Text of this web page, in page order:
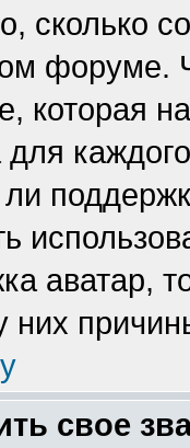
сколько
форуме.
которая
аватар,
них
свое